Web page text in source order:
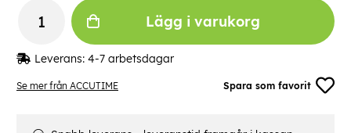
Se mer från ACCUTIME Spara som favorit
Lägg i varukorg
Leverans: 4-7 arbetsdagar